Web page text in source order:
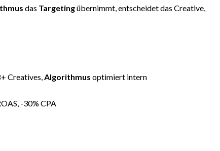
das Targetingübernimmt, entscheidet das Creative,
Creatives, Algorithmus optimiert intern
-30% CPA